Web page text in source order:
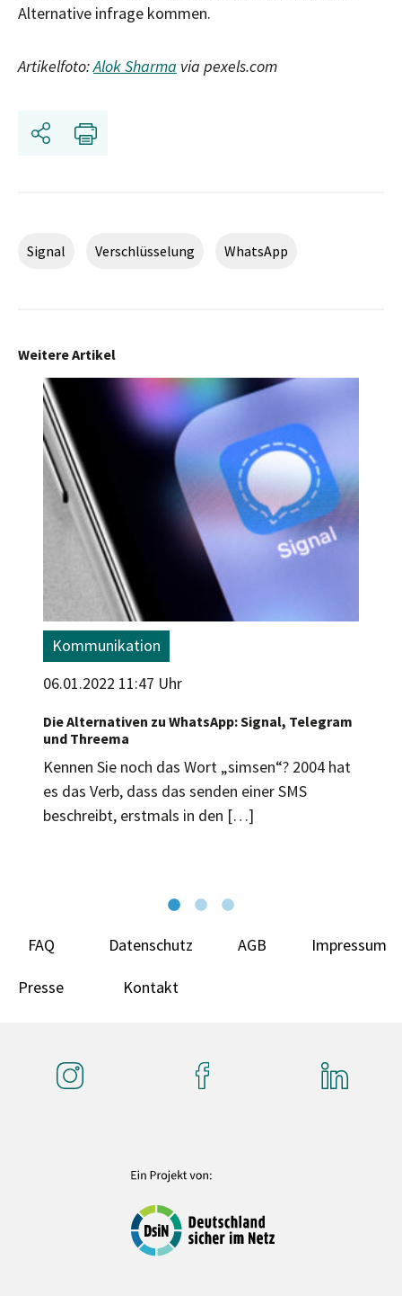
Alternative infrage kommen.
Artikelfoto:Alok Sharma via pexels.com
Teilen
Signal Verschlüsselung WhatsApp
Weitere Artikel
Kommunikation
06.01.2022 11:47 Uhr
Die Alternativen zu WhatsApp: Signal, Telegram
und Threema
Kennen Sie noch das Wort „simsen“? 2004 hat
es das Verb, dass das senden einer SMS
beschreibt, erstmals in den […]
FAQ Datenschutz AGB Impressum
Presse Kontakt